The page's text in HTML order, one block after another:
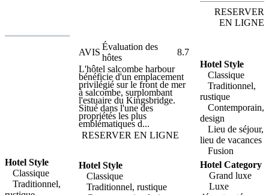
magnifique coin du sud du
devon, le manoir d'Orestone
est facilement accessible
depuis certains des sites et
attractions les plus importants
de la région. A peu de
distance de Torquay, avec ses
liens historiques avec Agatha
Christie, son charmant port,
son pavillon et son site en
pierre de la caverne des
kents, les clients souhaitant
explorer un peu plus loin
peuvent se rendre à Dartmoor
Robin et le circuit historique
en bateau fluvial sont une
autre attraction fascinante. le
restaurant de l'orestone
RESERVER
EN LIGNE
Hotel Style
Classique
Traditionnel,
AVIS
Évaluation des
hôtes
8.7
L'hôtel salcombe harbour
bénéficie d'un emplacement
privilégié sur le front de mer
à salcombe, surplombant
l'estuaire du Kingsbridge.
Situé dans l'une des
propriétés les plus
emblématiques d...
RESERVER EN LIGNE
Hotel Style
Classique
Traditionnel, rustique
Hotel Style
Classique
Traditionnel,
rustique
Contemporain,
design
Lieu de séjour,
lieu de vacances
Fusion
Hotel Category
Grand luxe
Luxe